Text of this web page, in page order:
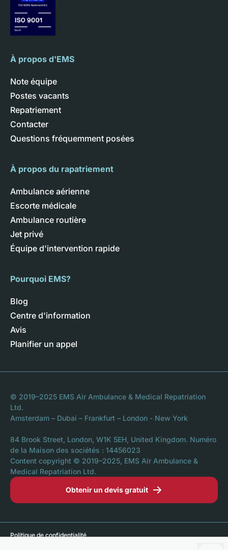
À propos d'EMS
Note équipe
Postes vacants
Repatriement
Contacter
Questions fréquemment posées
À propos du rapatriement
Ambulance aérienne
Escorte médicale
Ambulance routière
Jet privé
Équipe d'intervention rapide
Pourquoi EMS?
Blog
Centre d'information
Avis
Planifier un appel
© 2019–2025 EMS Air Ambulance & Medical Repatriation
Ltd.
Amsterdam – Dubai – Frankfurt – London - New York
84 Brook Street, London, W1K 5EH, United Kingdom. Numéro
de la Maison des sociétés : 14456023
Content copyright © 2019–2025, EMS Air Ambulance &
Medical Repatriation Ltd.
Obtenir un devis gratuit
Politique de confidentialité